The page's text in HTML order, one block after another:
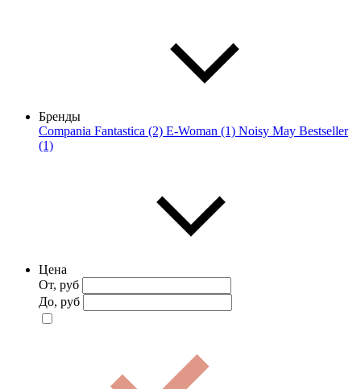
Бренды
Compania Fantastica (2) E-Woman (1) Noisy May Bestseller
(1)
Цена
От, руб
До, руб